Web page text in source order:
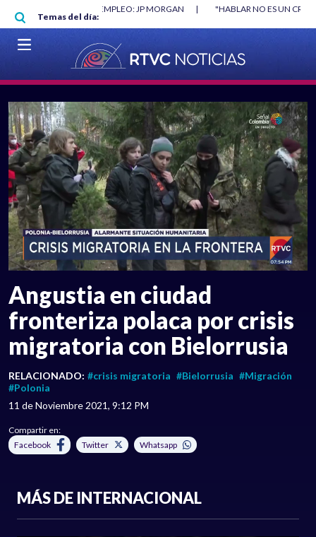
Pasar al contenido principal
Temas del día:
MÍNIMO NO DESTRUYÓ EMPLEO: JP MORGAN |
"HABLAR NO ES UN
MUNDIAL 2026
|
VER EN VIVO
Angustia en ciudad
fronteriza polaca por crisis
migratoria con Bielorrusia
RELACIONADO: #crisis migratoria #Bielorrusia #Migración
#Polonia
11 de Noviembre 2021, 9:12 PM
Compartir en:
Facebook
Twitter Whatsapp
MÁS DE INTERNACIONAL